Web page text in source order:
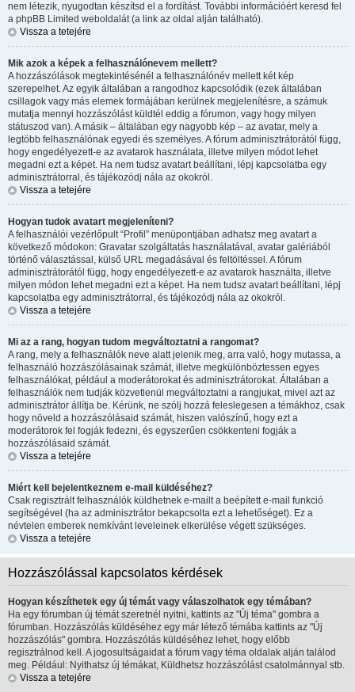
nem létezik, nyugodtan készítsd el a fordítást. További információért keresd fel
a phpBB Limited weboldalát (a link az oldal alján található).
Vissza a tetejére
Mik azok a képek a felhasználónevem mellett?
A hozzászólások megtekintésénél a felhasználónév mellett két kép
szerepelhet. Az egyik általában a rangodhoz kapcsolódik (ezek általában
csillagok vagy más elemek formájában kerülnek megjelenítésre, a számuk
mutatja mennyi hozzászólást küldtél eddig a fórumon, vagy hogy milyen
státuszod van). A másik – általában egy nagyobb kép – az avatar, mely a
legtöbb felhasználónak egyedi és személyes. A fórum adminisztrátorától függ,
hogy engedélyezett-e az avatarok használata, illetve milyen módot lehet
megadni ezt a képet. Ha nem tudsz avatart beállítani, lépj kapcsolatba egy
adminisztrátorral, és tájékozódj nála az okokról.
Vissza a tetejére
Hogyan tudok avatart megjeleníteni?
A felhasználói vezérlőpult “Profil” menüpontjában adhatsz meg avatart a
következő módokon: Gravatar szolgáltatás használatával, avatar galériából
történő választással, külső URL megadásával és feltöltéssel. A fórum
adminisztrátorától függ, hogy engedélyezett-e az avatarok használta, illetve
milyen módon lehet megadni ezt a képet. Ha nem tudsz avatart beállítani, lépj
kapcsolatba egy adminisztrátorral, és tájékozódj nála az okokról.
Vissza a tetejére
Mi az a rang, hogyan tudom megváltoztatni a rangomat?
A rang, mely a felhasználók neve alatt jelenik meg, arra való, hogy mutassa, a
felhasználó hozzászólásainak számát, illetve megkülönböztessen egyes
felhasználókat, például a moderátorokat és adminisztrátorokat. Általában a
felhasználók nem tudják közvetlenül megváltoztatni a rangjukat, mivel azt az
adminisztrátor állítja be. Kérünk, ne szólj hozzá feleslegesen a témákhoz, csak
hogy növeld a hozzászólásaid számát, hiszen valószínű, hogy ezt a
moderátorok fel fogják fedezni, és egyszerűen csökkenteni fogják a
hozzászólásaid számát.
Vissza a tetejére
Miért kell bejelentkeznem e-mail küldéséhez?
Csak regisztrált felhasználók küldhetnek e-mailt a beépített e-mail funkció
segítségével (ha az adminisztrátor bekapcsolta ezt a lehetőséget). Ez a
névtelen emberek nemkívánt leveleinek elkerülése végett szükséges.
Vissza a tetejére
Hozzászólással kapcsolatos kérdések
Hogyan készíthetek egy új témát vagy válaszolhatok egy témában?
Ha egy fórumban új témát szeretnél nyitni, kattints az "Új téma" gombra a
fórumban. Hozzászólás küldéséhez egy már létező témába kattints az "Új
hozzászólás" gombra. Hozzászólás küldéséhez lehet, hogy előbb
regisztrálnod kell. A jogosultságaidat a fórum vagy téma oldalak alján találod
meg. Például: Nyithatsz új témákat, Küldhetsz hozzászólást csatolmánnyal stb.
Vissza a tetejére